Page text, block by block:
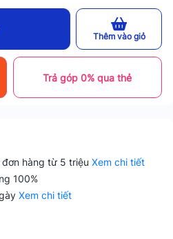
Thêm vào giỏ
Trả góp 0% qua thẻ
hàng từ 5 triệu Xem chi tiết
100%
Xem chi tiết